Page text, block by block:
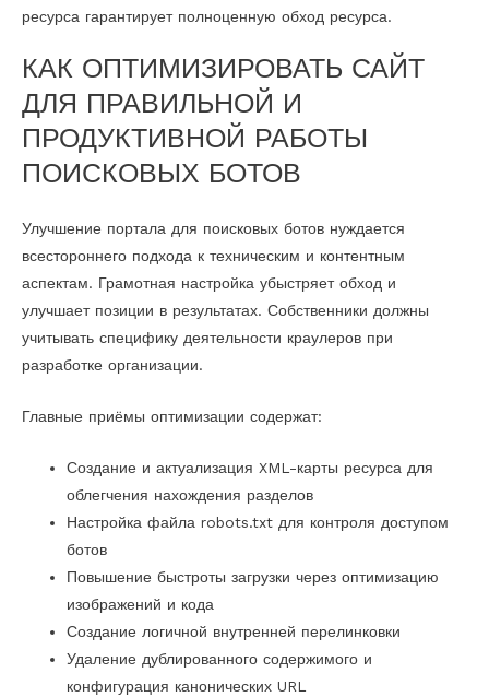
ресурса гарантирует полноценную обход ресурса.
КАК ОПТИМИЗИРОВАТЬ САЙТ
ДЛЯ ПРАВИЛЬНОЙ И
ПРОДУКТИВНОЙ РАБОТЫ
ПОИСКОВЫХ БОТОВ
Улучшение портала для поисковых ботов нуждается
всестороннего подхода к техническим и контентным
аспектам. Грамотная настройка убыстряет обход и
улучшает позиции в результатах. Собственники должны
учитывать специфику деятельности краулеров при
разработке организации.
Главные приёмы оптимизации содержат:
Создание и актуализация XML-карты ресурса для
облегчения нахождения разделов
Настройка файла robots.txt для контроля доступом
ботов
Повышение быстроты загрузки через оптимизацию
изображений и кода
Создание логичной внутренней перелинковки
Удаление дублированного содержимого и
конфигурация канонических URL